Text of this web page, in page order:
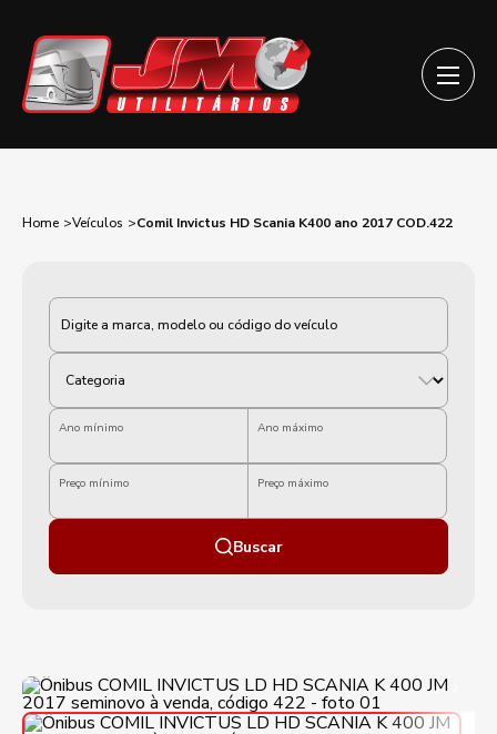
Home Veículos Comil Invictus HD Scania K400 ano 2017 COD.422
Categoria
Ano mínimo Ano máximo
Preço mínimo Preço máximo
Buscar